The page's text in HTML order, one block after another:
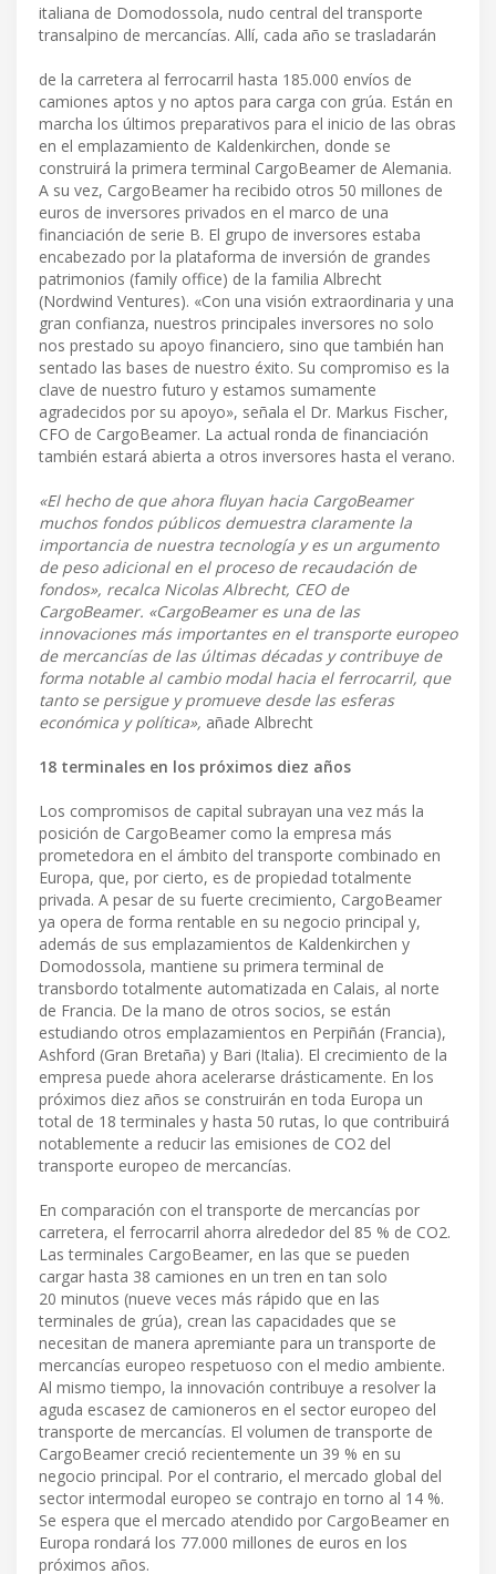
italiana de Domodossola, nudo central del transporte
transalpino de mercancías. Allí, cada año se trasladarán
de la carretera al ferrocarril hasta 185.000 envíos de
camiones aptos y no aptos para carga con grúa. Están en
marcha los últimos preparativos para el inicio de las obras
en el emplazamiento de Kaldenkirchen, donde se
construirá la primera terminal CargoBeamer de Alemania.
A su vez, CargoBeamer ha recibido otros 50 millones de
euros de inversores privados en el marco de una
financiación de serie B. El grupo de inversores estaba
encabezado por la plataforma de inversión de grandes
patrimonios (family office) de la familia Albrecht
(Nordwind Ventures). «Con una visión extraordinaria y una
gran confianza, nuestros principales inversores no solo
nos prestado su apoyo financiero, sino que también han
sentado las bases de nuestro éxito. Su compromiso es la
clave de nuestro futuro y estamos sumamente
agradecidos por su apoyo», señala el Dr. Markus Fischer,
CFO de CargoBeamer. La actual ronda de financiación
también estará abierta a otros inversores hasta el verano.
«El hecho de que ahora fluyan hacia CargoBeamer
muchos fondos públicos demuestra claramente la
importancia de nuestra tecnología y es un argumento
de peso adicional en el proceso de recaudación de
fondos», recalca Nicolas Albrecht, CEO de
CargoBeamer. «CargoBeamer es una de las
innovaciones más importantes en el transporte europeo
de mercancías de las últimas décadas y contribuye de
forma notable al cambio modal hacia el ferrocarril, que
tanto se persigue y promueve desde las esferas
económica y política», añade Albrecht
18 terminales en los próximos diez años
Los compromisos de capital subrayan una vez más la
posición de CargoBeamer como la empresa más
prometedora en el ámbito del transporte combinado en
Europa, que, por cierto, es de propiedad totalmente
privada. A pesar de su fuerte crecimiento, CargoBeamer
ya opera de forma rentable en su negocio principal y,
además de sus emplazamientos de Kaldenkirchen y
Domodossola, mantiene su primera terminal de
transbordo totalmente automatizada en Calais, al norte
de Francia. De la mano de otros socios, se están
estudiando otros emplazamientos en Perpiñán (Francia),
Ashford (Gran Bretaña) y Bari (Italia). El crecimiento de la
empresa puede ahora acelerarse drásticamente. En los
próximos diez años se construirán en toda Europa un
total de 18 terminales y hasta 50 rutas, lo que contribuirá
notablemente a reducir las emisiones de CO2 del
transporte europeo de mercancías.
En comparación con el transporte de mercancías por
carretera, el ferrocarril ahorra alrededor del 85 % de CO2.
Las terminales CargoBeamer, en las que se pueden
cargar hasta 38 camiones en un tren en tan solo
20 minutos (nueve veces más rápido que en las
terminales de grúa), crean las capacidades que se
necesitan de manera apremiante para un transporte de
mercancías europeo respetuoso con el medio ambiente.
Al mismo tiempo, la innovación contribuye a resolver la
aguda escasez de camioneros en el sector europeo del
transporte de mercancías. El volumen de transporte de
CargoBeamer creció recientemente un 39 % en su
negocio principal. Por el contrario, el mercado global del
sector intermodal europeo se contrajo en torno al 14 %.
Se espera que el mercado atendido por CargoBeamer en
Europa rondará los 77.000 millones de euros en los
próximos años.